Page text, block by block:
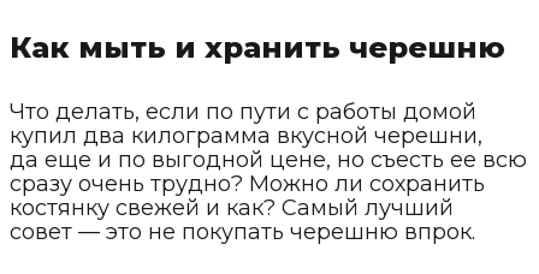
Как мыть и хранить черешню
Что делать, если по пути с работы домой
купил два килограмма вкусной черешни,
да еще и по выгодной цене, но съесть ее всю
сразу очень трудно? Можно ли сохранить
костянку свежей и как? Самый лучший
совет — это не покупать черешню впрок.